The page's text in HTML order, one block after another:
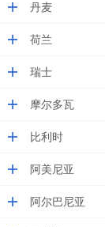
丹麦
荷兰
瑞士
摩尔多瓦
比利时
阿美尼亚
阿尔巴尼亚